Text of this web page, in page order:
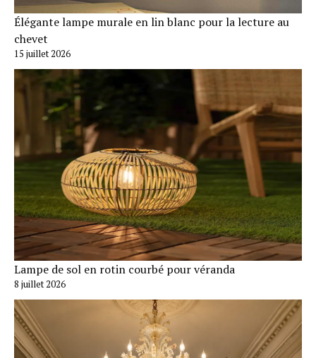
Élégante lampe murale en lin blanc pour la lecture au
chevet
15 juillet 2026
Lampe de sol en rotin courbé pour véranda
8 juillet 2026